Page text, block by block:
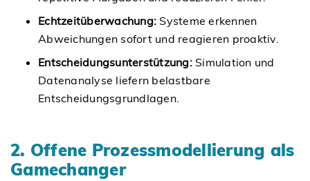
Echtzeitüberwachung: Systeme erkennen
Abweichungen sofort und reagieren proaktiv.
Entscheidungsunterstützung:Simulation und
Datenanalyse liefern belastbare
Entscheidungsgrundlagen.
2. Offene Prozessmodellierung als
Gamechanger